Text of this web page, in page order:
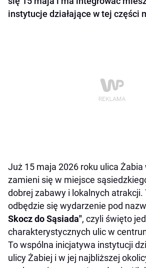
instytucje działające w tej części
Już 15 maja 2026 roku ulica Żabia
zamieni się w miejsce
dobrej zabawy i lokalnych atrakcji.
odbędzie się wydarzenie pod
Skocz do Sąsiada", czyli święto
charakterystycznych ulic w
To wspólna inicjatywa instytucji
ulicy Żabiej i w jej najbliższej